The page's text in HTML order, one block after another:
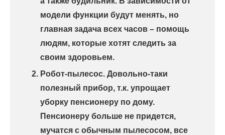
модели функции будут менять, но
главная задача всех часов – помощь
людям, которые хотят следить за
своим здоровьем.
Робот-пылесос. Довольно-таки
полезный прибор, т.к. упрощает
уборку пенсионеру по дому.
Пенсионеру больше не придется,
мучатся с обычным пылесосом, все